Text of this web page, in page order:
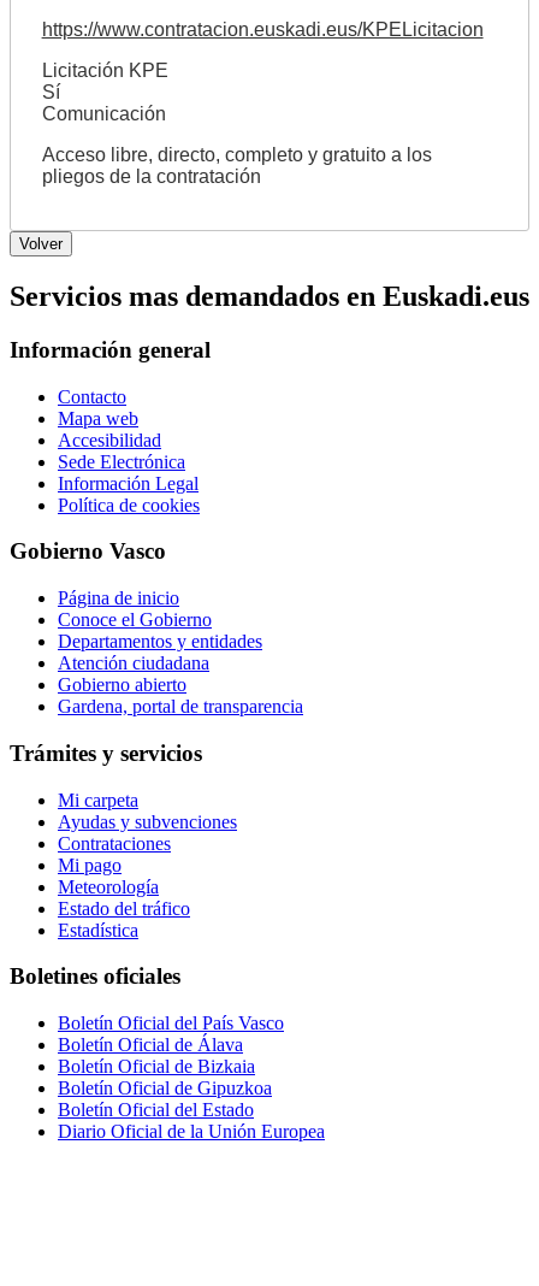
https://www.contratacion.euskadi.eus/KPELicitacion
Licitación KPE
Sí
Comunicación
Acceso libre, directo, completo y gratuito a los
pliegos de la contratación
Servicios mas demandados en Euskadi.eus
Información general
Contacto
Mapa web
Accesibilidad
Sede Electrónica
Información Legal
Política de cookies
Gobierno Vasco
Página de inicio
Conoce el Gobierno
Departamentos y entidades
Atención ciudadana
Gobierno abierto
Gardena, portal de transparencia
Trámites y servicios
Mi carpeta
Ayudas y subvenciones
Contrataciones
Mi pago
Meteorología
Estado del tráfico
Estadística
Boletines oficiales
Boletín Oficial del País Vasco
Boletín Oficial de Álava
Boletín Oficial de Bizkaia
Boletín Oficial de Gipuzkoa
Boletín Oficial del Estado
Diario Oficial de la Unión Europea